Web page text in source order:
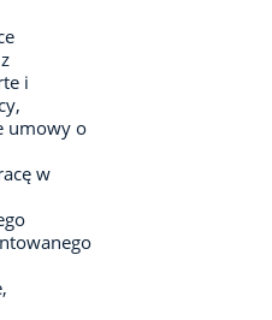
i
umowy o
w